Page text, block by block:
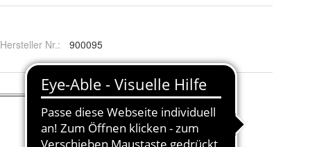
Hersteller Nr.: 900095